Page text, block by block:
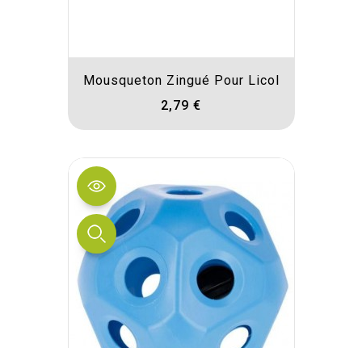
Mousqueton Zingué Pour Licol
2,79 €